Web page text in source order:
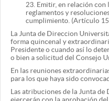
23. Emitir, en relación con
reglamentos y
cumplimiento. (Artículo 15
La Junta de Direccion
forma quincenal y
Presidente o cuando así lo
o bien a solicitud del Consejo
En las reuniones
para los que haya sido
Las atribuciones de la Junta